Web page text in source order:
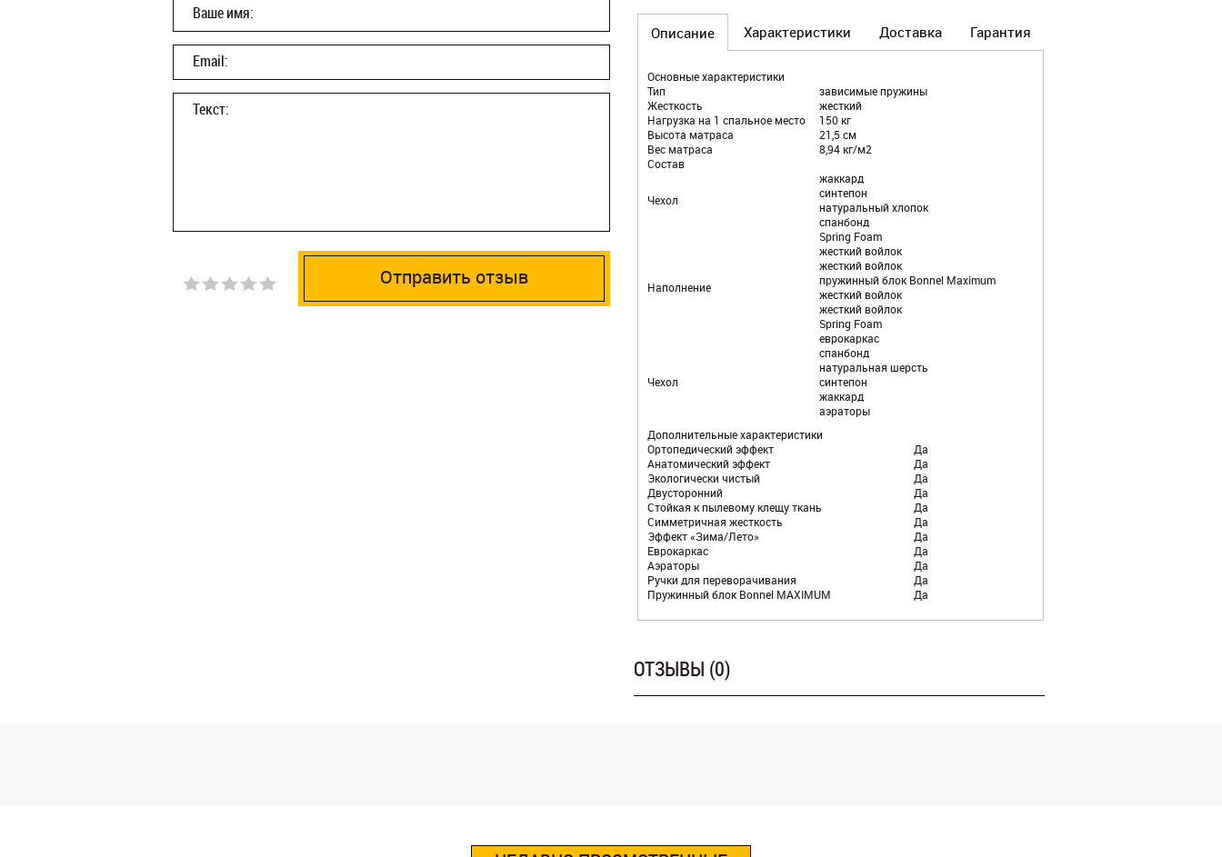
Ваше имя:
Email:
Текст:
Отправить отзыв
Описание Характеристики Доставка Гарантия
Основные характеристики
Тип
зависимые пружины
Жесткость
жесткий
Нагрузка на 1 спальное место
150 кг
Высота матраса
21,5 см
Вес матраса
8,94 кг/м2
Состав
Чехол
жаккард
синтепон
натуральный хлопок
спанбонд
Наполнение
Spring Foam
жесткий войлок
жесткий войлок
пружинный блок Bonnel Maximum
жесткий войлок
жесткий войлок
Spring Foam
еврокаркас
Чехол
спанбонд
натуральная шерсть
синтепон
жаккард
аэраторы
Дополнительные характеристики
Ортопедический эффект
Да
Анатомический эффект
Да
Экологически чистый
Да
Двусторонний
Да
Стойкая к пылевому клещу ткань
Да
Симметричная жесткость
Да
Эффект «Зима/Лето»
Да
Еврокаркас
Да
Аэраторы
Да
Ручки для переворачивания
Да
Пружинный блок Bonnel MAXIMUM
Да
ОТЗЫВЫ (0)